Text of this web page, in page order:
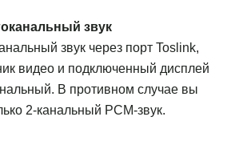
звук
звук через порт Toslink,
видео и подключенный дисплей
В противном случае вы
2-канальный PCM-звук.